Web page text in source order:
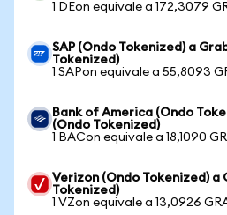
1 DEon equivale a 172,3079
SAP (Ondo Tokenized) a
Tokenized)
1 SAPon equivale a 55,8093
Bank of America (Ondo
(Ondo Tokenized)
1 BACon equivale a 18,1090
Verizon (Ondo Tokenized) a
Tokenized)
1 VZon equivale a 13,0926